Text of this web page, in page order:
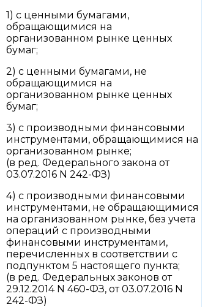
1) с ценными бумагами,
обращающимися на
организованном рынке ценных
бумаг;
2) с ценными бумагами, не
обращающимися на
организованном рынке ценных
бумаг;
3) с производными финансовыми
инструментами, обращающимися на
организованном рынке;
(в ред. Федерального закона от
03.07.2016 N 242-ФЗ)
4) с производными финансовыми
инструментами, не обращающимися
на организованном рынке, без учета
операций с производными
финансовыми инструментами,
перечисленных в соответствии с
подпунктом 5 настоящего пункта;
(в ред. Федеральных законов от
29.12.2014 N 460-ФЗ, от 03.07.2016 N
242-ФЗ)